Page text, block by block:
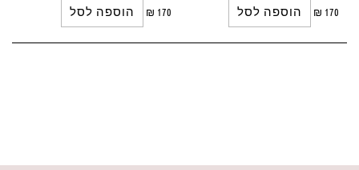
₪ 170 הוספה לסל
₪ 170 הוספה לסל